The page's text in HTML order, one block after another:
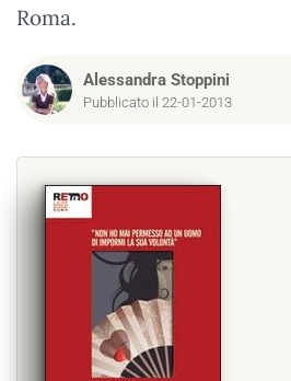
Roma.
Alessandra Stoppini
Pubblicato il 22-01-2013